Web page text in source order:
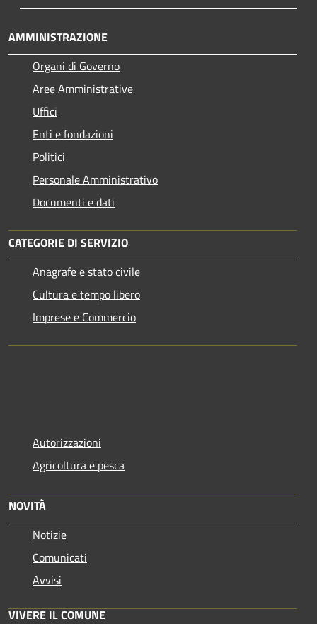
AMMINISTRAZIONE
Organi di Governo
Aree Amministrative
Uffici
Enti e fondazioni
Politici
Personale Amministrativo
Documenti e dati
CATEGORIE DI SERVIZIO
Anagrafe e stato civile
Cultura e tempo libero
Imprese e Commercio
Autorizzazioni
Agricoltura e pesca
NOVITÀ
Notizie
Comunicati
Avvisi
VIVERE IL COMUNE